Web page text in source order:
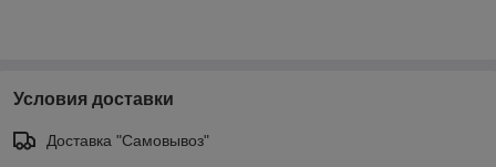
Условия доставки
Доставка "Самовывоз"